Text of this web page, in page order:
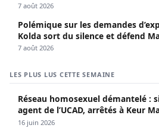
7 août 2026
Polémique sur les demandes
Kolda sort du silence et défend
7 août 2026
LES PLUS LUS CETTE SEMAINE
Réseau homosexuel démantelé :
agent de l’UCAD, arrêtés à Keur
propagé le VIH depuis 2018
16 juin 2026